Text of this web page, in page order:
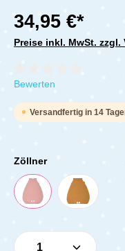
34,95 €*
Preise inkl. MwSt. zzgl.
Durchschnittliche
Bewerten
Versandfertig in 14
Zöllner
Produkt